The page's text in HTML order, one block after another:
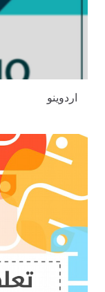
اردوينو